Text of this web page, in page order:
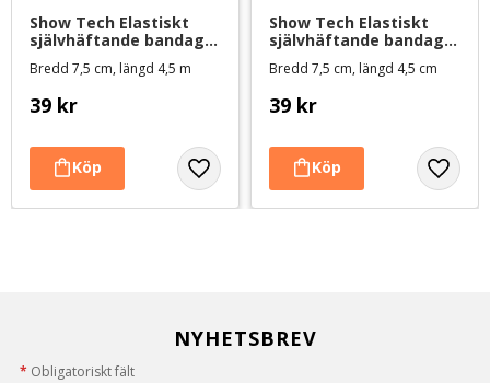
Show Tech Elastiskt
självhäftande bandage
Bredd 7,5 cm, längd 4,5 m
39 kr
Show Tech Elastiskt
självhäftande bandage
Bredd 7,5 cm, längd 4,5 cm
39 kr
NYHETSBREV
* Obligatoriskt fält